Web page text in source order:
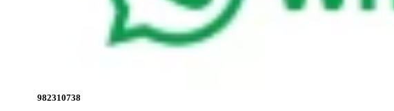
982310738